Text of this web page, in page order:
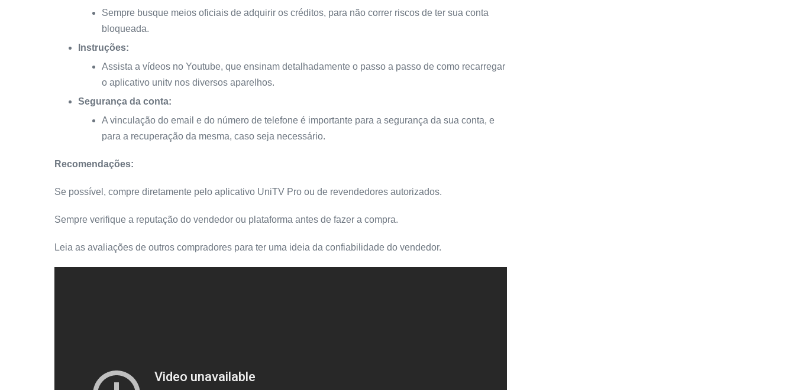
Sempre busque meios oficiais de adquirir os créditos, para não correr riscos de ter sua conta
bloqueada.
Instruções:
Assista a vídeos no Youtube, que ensinam detalhadamente o passo a passo de como recarregar
o aplicativo unitv nos diversos aparelhos.
Segurança da conta:
A vinculação do email e do número de telefone é importante para a segurança da sua conta, e
para a recuperação da mesma, caso seja necessário.
Recomendações:
Se possível, compre diretamente pelo aplicativo UniTV Pro ou de revendedores autorizados.
Sempre verifique a reputação do vendedor ou plataforma antes de fazer a compra.
Leia as avaliações de outros compradores para ter uma ideia da confiabilidade do vendedor.